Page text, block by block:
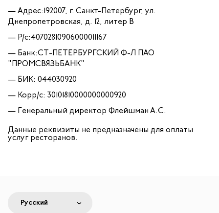
Адрес:192007, г. Санкт-Петербург, ул.
Днепропетровская, д. 12, литер В
Р/с:40702810906000011167
Банк:СТ-ПЕТЕРБУРГСКИЙ Ф-Л ПАО
"ПРОМСВЯЗЬБАНК"
БИК: 044030920
Корр/с: 30101810000000000920
Генеральный директор Флейшман А.С.
Данные реквизиты не предназначены для оплаты
услуг ресторанов.
Русский